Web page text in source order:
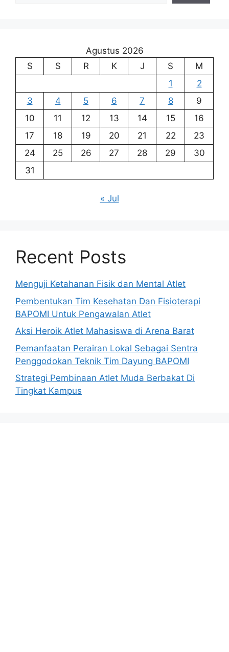
Agustus 2026
S
S R K J S
M
1
2
3
4 5 6 7 8
9
10
11 12 13 14 15
16
17
18 19 20 21 22
23
24
25 26 27 28 29
30
31
« Jul
Recent Posts
Menguji Ketahanan Fisik dan Mental Atlet
Pembentukan Tim Kesehatan Dan Fisioterapi
BAPOMI Untuk Pengawalan Atlet
Aksi Heroik Atlet Mahasiswa di Arena Barat
Pemanfaatan Perairan Lokal Sebagai Sentra
Penggodokan Teknik Tim Dayung BAPOMI
Strategi Pembinaan Atlet Muda Berbakat Di
Tingkat Kampus